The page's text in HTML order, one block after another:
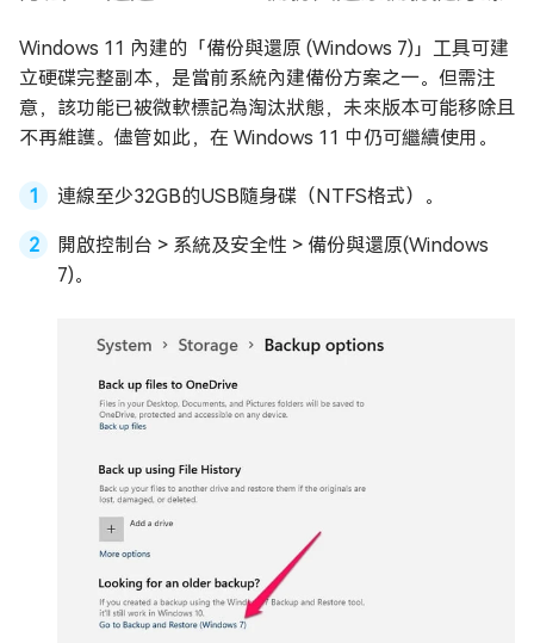
Windows 11 內建的「備份與還原 (Windows 7)」工具可建
立硬碟完整副本，是當前系統內建備份方案之一。但需注
意，該功能已被微軟標記為淘汰狀態，未來版本可能移除且
不再維護。儘管如此，在 Windows 11 中仍可繼續使用。
連線至少32GB的USB隨身碟（NTFS格式）。
開啟控制台 > 系統及安全性 > 備份與還原(Windows
7)。